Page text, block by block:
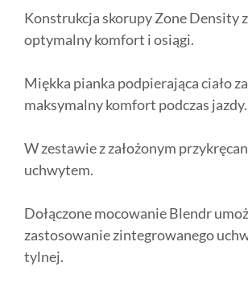
Konstrukcja skorupy Zone Density
optymalny komfort i osiągi.
Miękka pianka podpierająca ciało
maksymalny komfort podczas jazdy.
W zestawie z założonym
uchwytem.
Dołączone mocowanie Blendr
zastosowanie zintegrowanego
tylnej.